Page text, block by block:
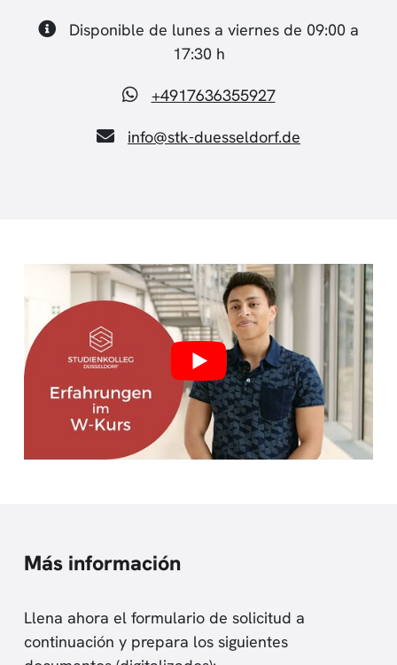
Disponible de lunes a viernes de 09:00 a
17:30 h
+4917636355927
info@stk-duesseldorf.de
Más información
Llena ahora el formulario de solicitud a
continuación y prepara los siguientes